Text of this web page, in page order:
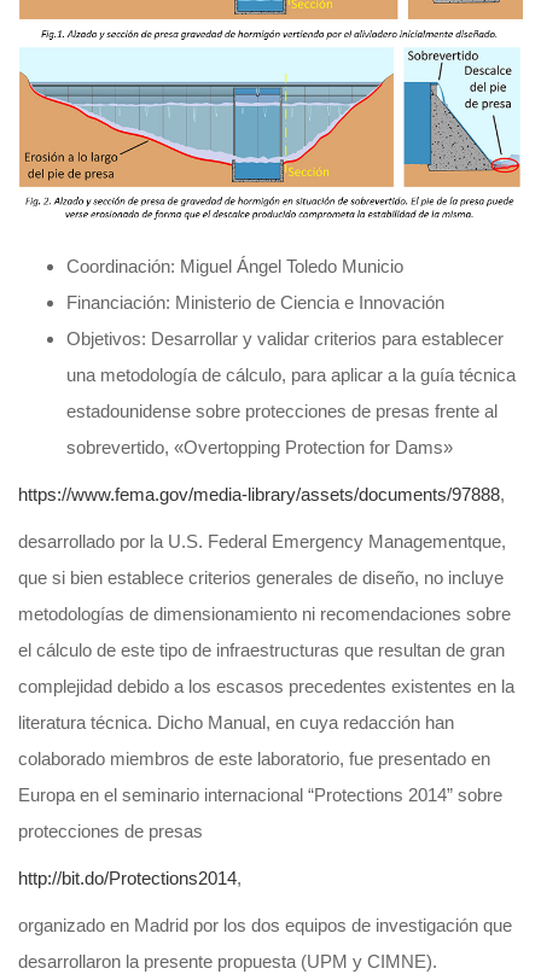
Coordinación: Miguel Ángel Toledo Municio
Financiación: Ministerio de Ciencia e Innovación
Objetivos: Desarrollar y validar criterios para establecer
una metodología de cálculo, para aplicar a la guía técnica
estadounidense sobre protecciones de presas frente al
sobrevertido, «Overtopping Protection for Dams»
https://www.fema.gov/media-library/assets/documents/97888,
desarrollado por la U.S. Federal Emergency Managementque,
que si bien establece criterios generales de diseño, no incluye
metodologías de dimensionamiento ni recomendaciones sobre
el cálculo de este tipo de infraestructuras que resultan de gran
complejidad debido a los escasos precedentes existentes en la
literatura técnica. Dicho Manual, en cuya redacción han
colaborado miembros de este laboratorio, fue presentado en
Europa en el seminario internacional “Protections 2014” sobre
protecciones de presas
http://bit.do/Protections2014,
organizado en Madrid por los dos equipos de investigación que
desarrollaron la presente propuesta (UPM y CIMNE).